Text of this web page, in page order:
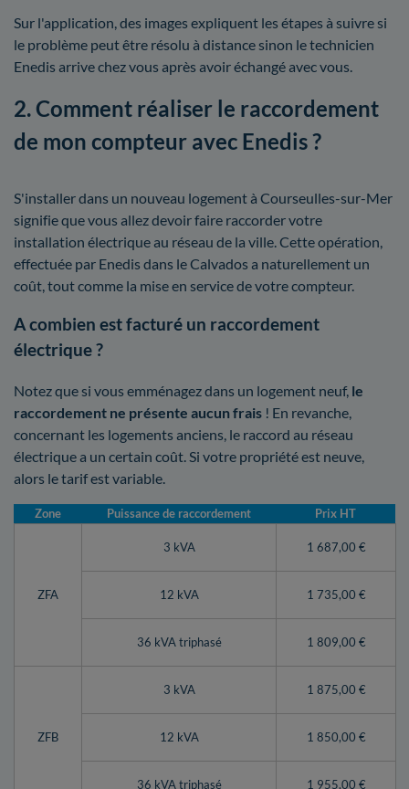
Sur l'application, des images expliquent les étapes à suivre si
le problème peut être résolu à distance sinon le technicien
Enedis arrive chez vous après avoir échangé avec vous.
2. Comment réaliser le raccordement
de mon compteur avec Enedis ?
S'installer dans un nouveau logement à Courseulles-sur-Mer
signifie que vous allez devoir faire raccorder votre
installation électrique au réseau de la ville. Cette opération,
effectuée par Enedis dans le Calvados a naturellement un
coût, tout comme la mise en service de votre compteur.
A combien est facturé un raccordement
électrique ?
Notez que si vous emménagez dans un logement neuf, le
raccordement ne présente aucun frais ! En revanche,
concernant les logements anciens, le raccord au réseau
électrique a un certain coût. Si votre propriété est neuve,
alors le tarif est variable.
Zone Puissance de raccordement Prix HT
ZFA
3 kVA 1 687,00 €
12 kVA 1 735,00 €
36 kVA triphasé 1 809,00 €
ZFB
3 kVA 1 875,00 €
12 kVA 1 850,00 €
36 kVA triphasé 1 955,00 €